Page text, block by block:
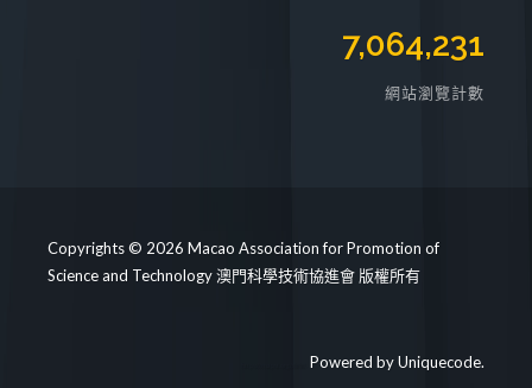
7,064,231
網站瀏覽計數
Copyrights © 2026 Macao Association for Promotion of
Science and Technology 澳門科學技術協進會 版權所有
Powered byUniquecode.